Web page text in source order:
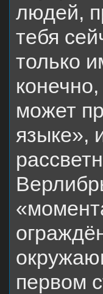
людей,
тебя
только
может
языке»,
первом